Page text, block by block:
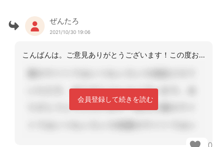
ぜんたろ
2021/10/30 19:06
こんばんは。ご意見ありがとうございます！この度お聞きしたかったのは、「亡くなった
会員登録して続きを読む
0